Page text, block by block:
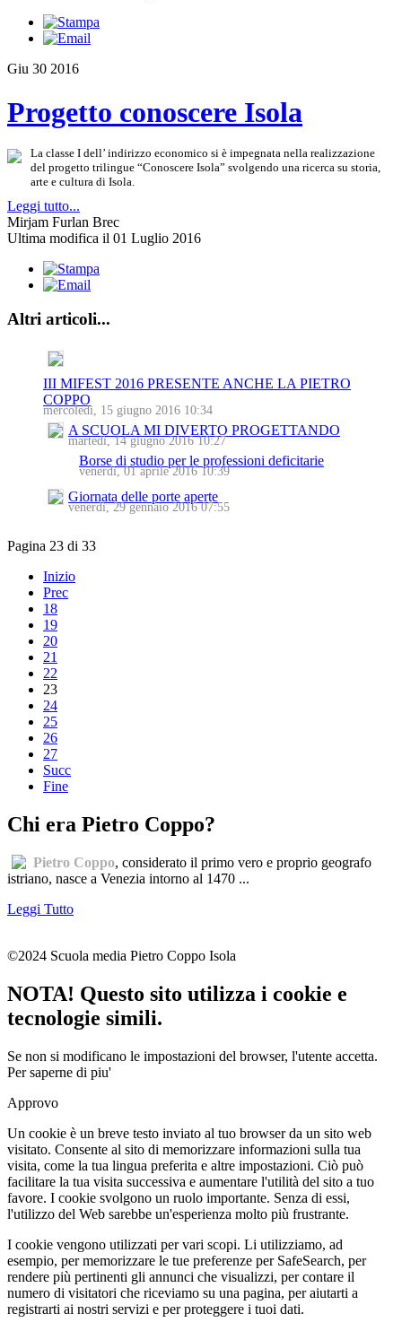
Giu 30 2016
Progetto conoscere Isola
La classe I dell’ indirizzo economico si è impegnata nella realizzazione
del progetto trilingue “Conoscere Isola” svolgendo una ricerca su storia,
arte e cultura di Isola.
Leggi tutto...
Mirjam Furlan Brec
Ultima modifica il 01 Luglio 2016
Altri articoli...
III MIFEST 2016 PRESENTE ANCHE LA PIETRO
COPPO
mercoledì, 15 giugno 2016 10:34
A SCUOLA MI DIVERTO PROGETTANDO
martedì, 14 giugno 2016 10:27
Borse di studio per le professioni deficitarie
venerdì, 01 aprile 2016 10:39
Giornata delle porte aperte
venerdì, 29 gennaio 2016 07:55
Pagina 23 di 33
Inizio
Prec
18
19
20
21
22
23
24
25
26
27
Succ
Fine
Chi era Pietro Coppo?
Pietro Coppo, considerato il primo vero e proprio geografo
istriano, nasce a Venezia intorno al 1470 ...
Leggi Tutto
©2024 Scuola media Pietro Coppo Isola
NOTA! Questo sito utilizza i cookie e
tecnologie simili.
Se non si modificano le impostazioni del browser, l'utente accetta.
Per saperne di piu'
Approvo
Un cookie è un breve testo inviato al tuo browser da un sito web
visitato. Consente al sito di memorizzare informazioni sulla tua
visita, come la tua lingua preferita e altre impostazioni. Ciò può
facilitare la tua visita successiva e aumentare l'utilità del sito a tuo
favore. I cookie svolgono un ruolo importante. Senza di essi,
l'utilizzo del Web sarebbe un'esperienza molto più frustrante.
I cookie vengono utilizzati per vari scopi. Li utilizziamo, ad
esempio, per memorizzare le tue preferenze per SafeSearch, per
rendere più pertinenti gli annunci che visualizzi, per contare il
numero di visitatori che riceviamo su una pagina, per aiutarti a
registrarti ai nostri servizi e per proteggere i tuoi dati.